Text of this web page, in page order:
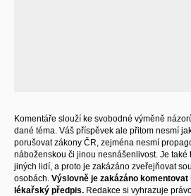
Komentáře slouží ke svobodné výměně
dané téma. Váš příspěvek ale přitom nesmí
porušovat zákony ČR, zejména nesmí
náboženskou či jinou nesnášenlivost. Je také
jiných lidí, a proto je zakázáno zveřejňovat
osobách. Výslovně je zakázáno
lékařský předpis. Redakce si vyhrazuje